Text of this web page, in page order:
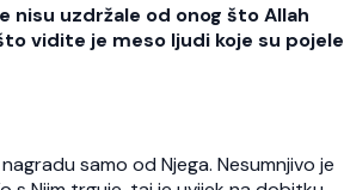
nisu uzdržale od onog što Allah
vidite je meso ljudi koje su pojele
samo od Njega. Nesumnjivo je